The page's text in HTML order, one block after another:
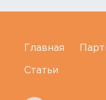
Главная
Статьи